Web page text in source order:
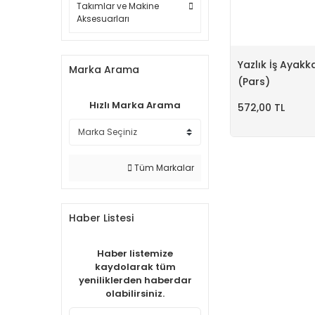
Takımlar ve Makine
Aksesuarları
Marka Arama
Hızlı Marka Arama
Tüm Markalar
Haber Listesi
Haber listemize
kaydolarak tüm
yeniliklerden haberdar
olabilirsiniz.
Yazlık İş
(Pars)
572,00 TL